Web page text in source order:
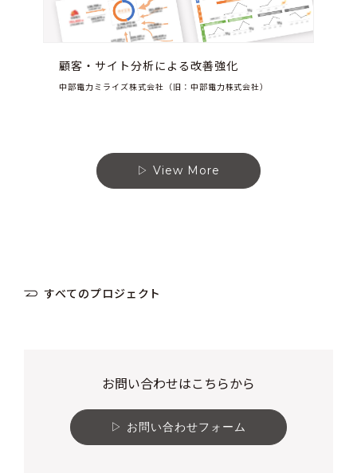
顧客・サイト分析による改善強化
中部電力ミライズ株式会社（旧：中部電力株式会社）
View More
すべてのプロジェクト
お問い合わせはこちらから
お問い合わせフォーム